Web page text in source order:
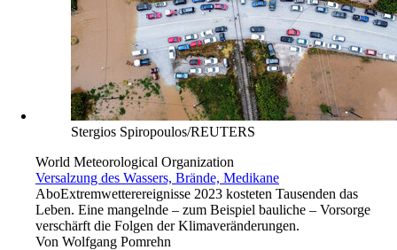
Stergios Spiropoulos/REUTERS
World Meteorological Organization
Versalzung des Wassers, Brände, Medikane
AboExtremwetterereignisse 2023 kosteten Tausenden das
Leben. Eine mangelnde – zum Beispiel bauliche – Vorsorge
verschärft die Folgen der Klimaveränderungen.
Von Wolfgang Pomrehn